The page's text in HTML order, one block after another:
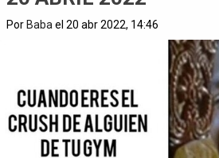
Por Baba el 20 abr 2022, 14:46